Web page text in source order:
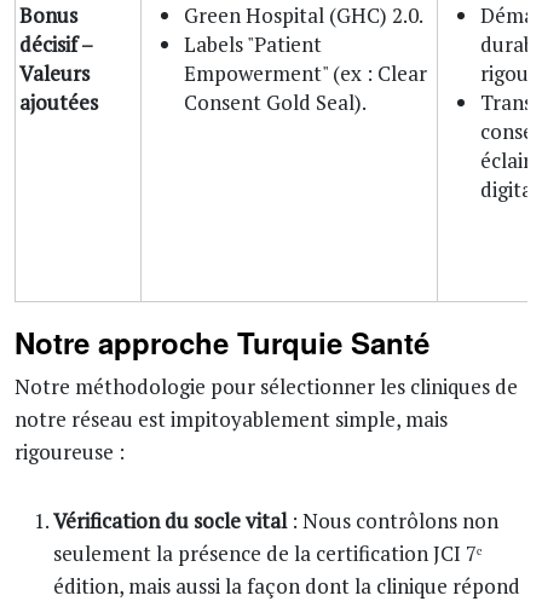
Bonus
décisif –
Valeurs
ajoutées
Green Hospital (GHC) 2.0.
Labels "Patient
Empowerment" (ex : Clear
Consent Gold Seal).
éclairé
Notre approche Turquie Santé
Notre méthodologie pour sélectionner les cliniques de
notre réseau est impitoyablement simple, mais
rigoureuse :
Vérification du socle vital: Nous contrôlons non
seulement la présence de la certification JCI 7ᵉ
édition, mais aussi la façon dont la clinique répond